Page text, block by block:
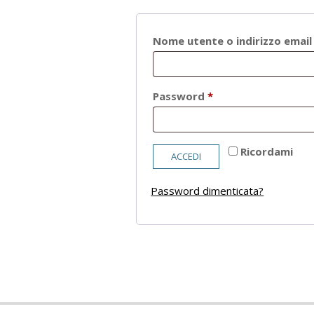
Nome utente o indirizzo
Password*Richiesto
Ricordami
ACCEDI
Password dimenticata?
05-